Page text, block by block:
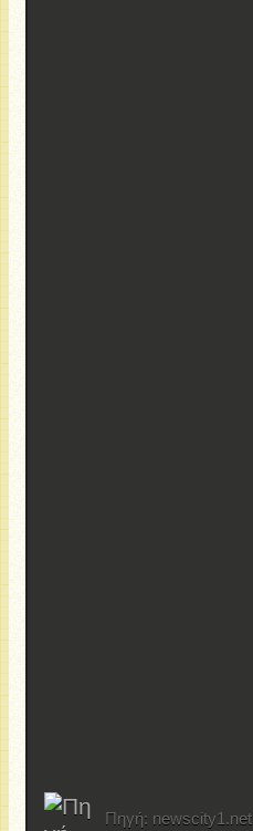
Πηγή: newscity1.net